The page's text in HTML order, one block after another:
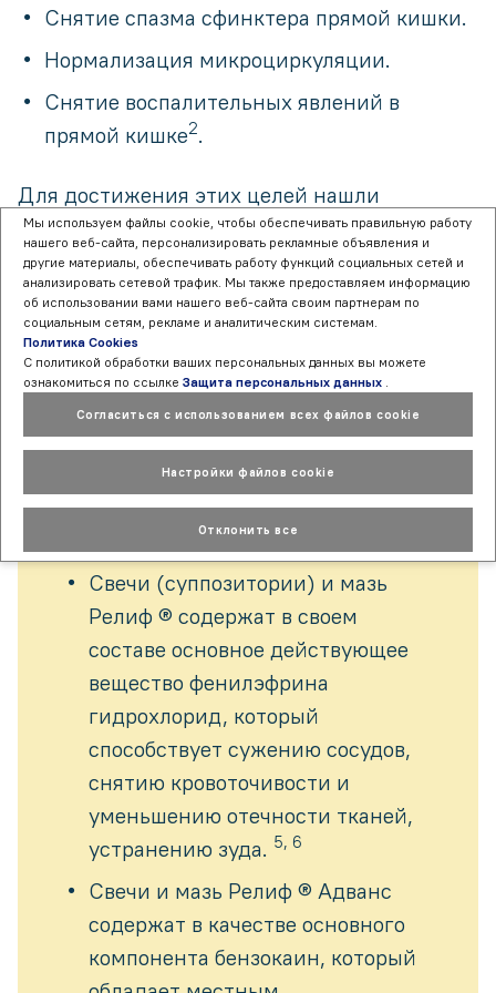
Снятие спазма сфинктера прямой кишки.
Нормализация микроциркуляции.
Снятие воспалительных явлений в
прямой кишке2.
Для достижения этих целей нашли
применение различные группы препаратов:
местноанестезирующие,
сосудосуживающие, антикоагулятные
препарата, флеботоники и т.д.
В план комплексного лечения
геморроя могут быть включены
препараты линейки Релиф®:
Свечи (суппозитории) и мазь
Релиф ® содержат в своем
составе основное действующее
вещество фенилэфрина
гидрохлорид, который
способствует сужению сосудов,
снятию кровоточивости и
уменьшению отечности тканей,
устранению зуда. 5, 6
Свечи и мазь Релиф ® Адванс
содержат в качестве основного
компонента бензокаин, который
Мы используем файлы cookie, чтобы обеспечивать правильную работу
нашего веб-сайта, персонализировать рекламные объявления и
другие материалы, обеспечивать работу функций социальных сетей и
анализировать сетевой трафик. Мы также предоставляем информацию
об использовании вами нашего веб-сайта своим партнерам по
социальным сетям, рекламе и аналитическим системам.
Политика Cookies
С политикой обработки ваших персональных данных вы можете
ознакомиться по ссылке Защита персональных данных
Согласиться с использованием всех файлов cookie
Настройки файлов cookie
Отклонить все